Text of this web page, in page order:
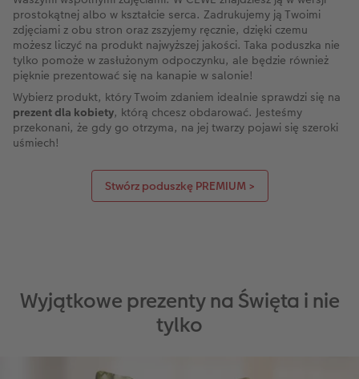
prostokątnej albo w kształcie serca. Zadrukujemy ją Twoimi
zdjęciami z obu stron oraz zszyjemy ręcznie, dzięki czemu
możesz liczyć na produkt najwyższej jakości. Taka poduszka nie
tylko pomoże w zasłużonym odpoczynku, ale będzie również
pięknie prezentować się na kanapie w salonie!
Wybierz produkt, który Twoim zdaniem idealnie sprawdzi się na
prezent dla kobiety, którą chcesz obdarować. Jesteśmy
przekonani, że gdy go otrzyma, na jej twarzy pojawi się szeroki
uśmiech!
Stwórz poduszkę PREMIUM >
Wyjątkowe prezenty na Święta i nie
tylko